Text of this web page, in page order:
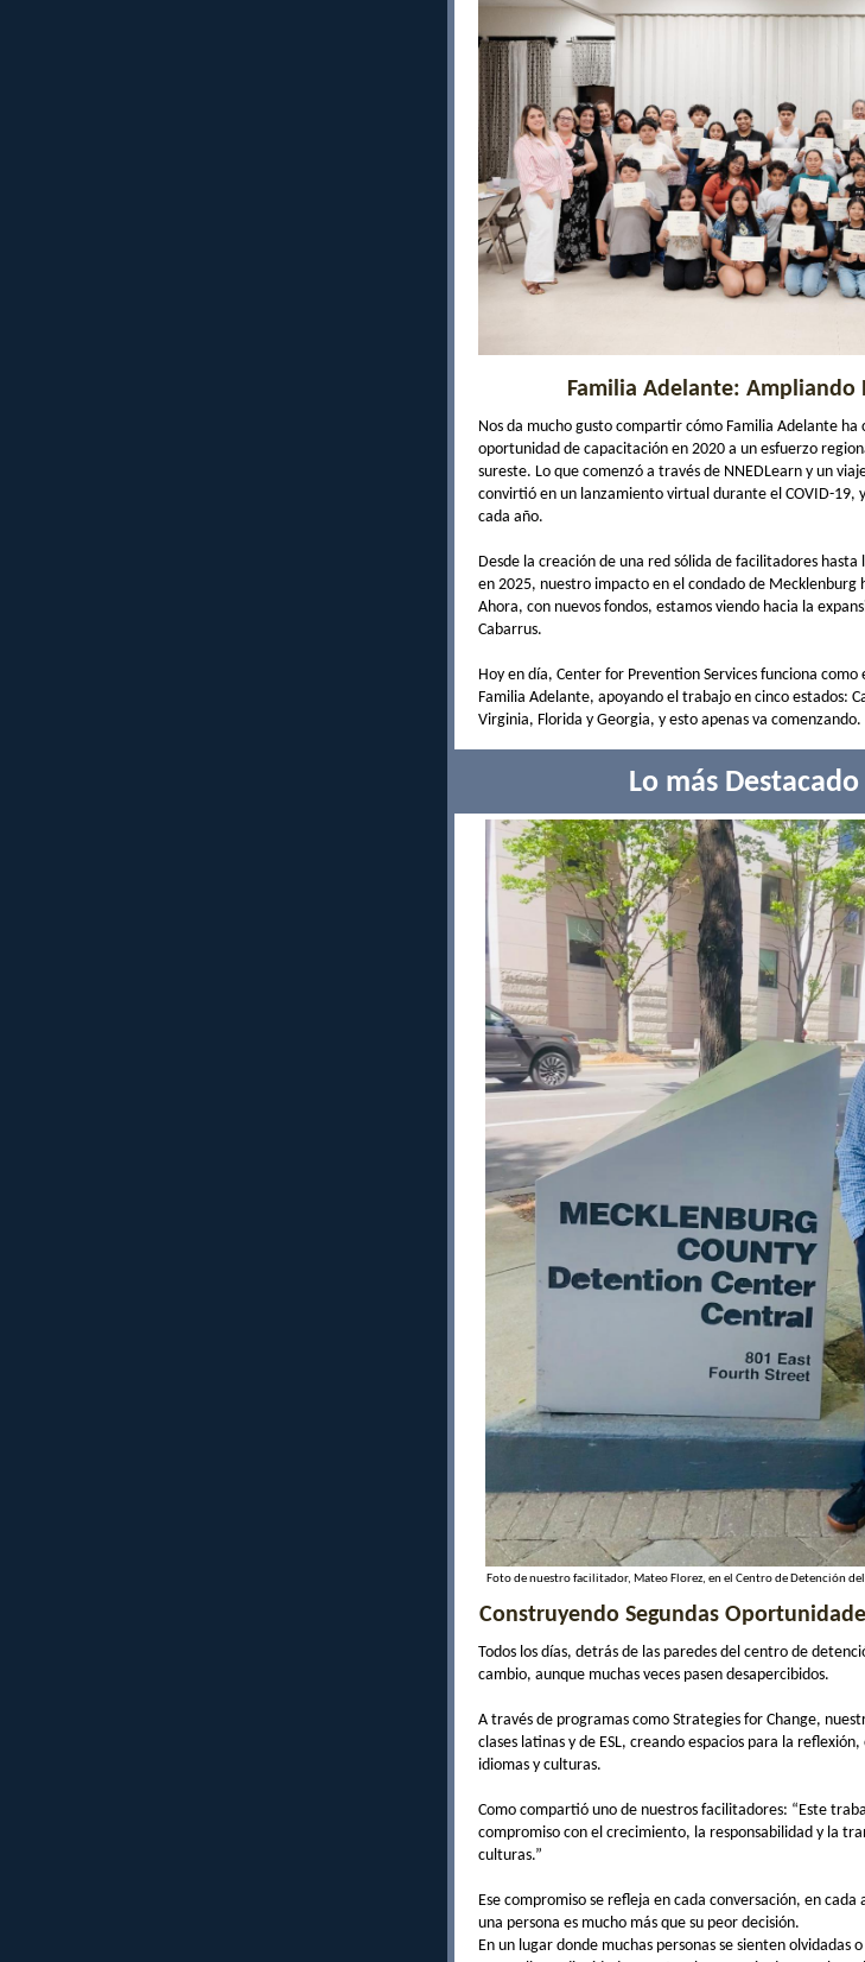
Familia Adelante: Ampliando
Nos da mucho gusto compartir cómo Familia Adelante ha
oportunidad de capacitación en 2020 a un esfuerzo
sureste. Lo que comenzó a través de NNEDLearn y un
convirtió en un lanzamiento virtual durante el COVID-19,
cada año.
Desde la creación de una red sólida de facilitadores
en 2025, nuestro impacto en el condado de Mecklenburg
Ahora, con nuevos fondos, estamos viendo hacia la
Cabarrus.
Hoy en día, Center for Prevention Services funciona
Familia Adelante, apoyando el trabajo en cinco estados:
Virginia, Florida y Georgia, y esto apenas va comenzando.
Lo más
Foto de nuestro facilitador, Mateo Florez, en el Centro de Detención
Construyendo Segundas
Todos los días, detrás de las paredes del centro de
cambio, aunque muchas veces pasen desapercibidos.
A través de programas como Strategies for Change,
clases latinas y de ESL, creando espacios para la
idiomas y culturas.
Como compartió uno de nuestros facilitadores: “Este
compromiso con el crecimiento, la responsabilidad y la
culturas.”
Ese compromiso se refleja en cada conversación, en
una persona es mucho más que su peor decisión.
En un lugar donde muchas personas se sienten olvidadas